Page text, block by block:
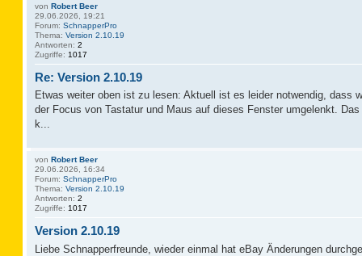
von Robert Beer
29.06.2026, 19:21
Forum: SchnapperPro
Thema: Version 2.10.19
Antworten: 2
Zugriffe: 1017
Re: Version 2.10.19
Etwas weiter oben ist zu lesen: Aktuell ist es leider notwendig, dass
der Focus von Tastatur und Maus auf dieses Fenster umgelenkt.
k...
von Robert Beer
29.06.2026, 16:34
Forum: SchnapperPro
Thema: Version 2.10.19
Antworten: 2
Zugriffe: 1017
Version 2.10.19
Liebe Schnapperfreunde, wieder einmal hat eBay Änderungen